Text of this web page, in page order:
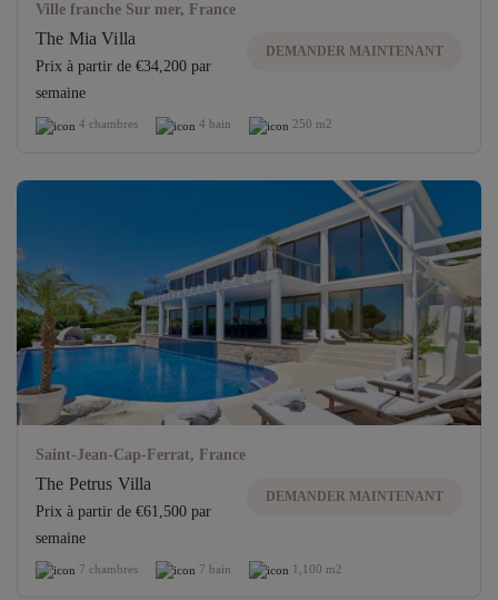
Ville franche Sur mer, France
The Mia Villa
Prix ​​à partir de €34,200 par
semaine
DEMANDER MAINTENANT
4 chambres 4 bain 250 m2
Saint-Jean-Cap-Ferrat, France
The Petrus Villa
Prix ​​à partir de €61,500 par
semaine
DEMANDER MAINTENANT
7 chambres 7 bain 1,100 m2